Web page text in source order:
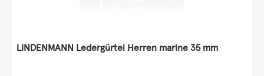
LINDENMANN Ledergürtel Herren marine 35 mm